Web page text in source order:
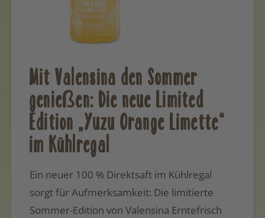
Mit Valensina den Sommer
genießen: Die neue Limited
Edition „Yuzu Orange Limette“
im Kühlregal
Ein neuer 100 % Direktsaft im Kühlregal
sorgt für Aufmerksamkeit: Die limitierte
Sommer-Edition von Valensina Erntefrisch